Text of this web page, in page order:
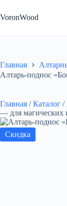
к
сути
VoronWood
Главная
Алтарь-поднос
Главная / Каталог /
— для магических
Скидка